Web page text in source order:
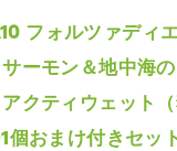
フォルツァディ
ーモン＆地中海
クティウェット（
個おまけ付きセッ